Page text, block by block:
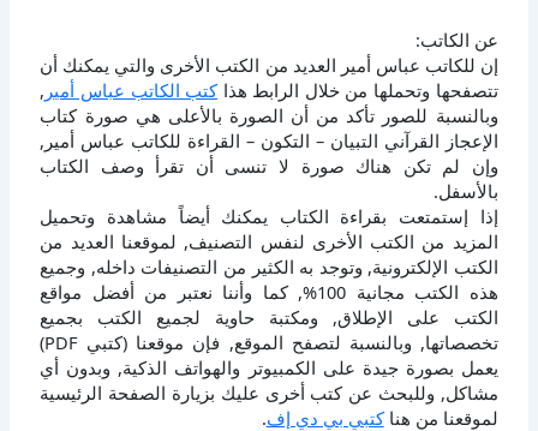
عن الكاتب:
إن للكاتب عباس أمير العديد من الكتب الأخرى والتي يمكنك أن
تتصفحها وتحملها من خلال الرابط هذاكتب الكاتب عباس أمير ,
وبالنسبة للصور تأكد من أن الصورة بالأعلى هي صورة كتاب
الإعجاز القرآني التبيان – التكون – القراءة للكاتب عباس أمير,
وإن لم تكن هناك صورة لا تنسى أن تقرأ وصف الكتاب
بالأسفل.
إذا إستمتعت بقراءة الكتاب يمكنك أيضاً مشاهدة وتحميل
المزيد من الكتب الأخرى لنفس التصنيف, لموقعنا العديد من
الكتب الإلكترونية, وتوجد به الكثير من التصنيفات داخله, وجميع
هذه الكتب مجانية 100%, كما وأننا نعتبر من أفضل مواقع
الكتب على الإطلاق, ومكتبة حاوية لجميع الكتب بجميع
تخصصاتها, وبالنسبة لتصفح الموقع, فإن موقعنا (كتبي PDF)
يعمل بصورة جيدة على الكمبيوتر والهواتف الذكية, وبدون أي
مشاكل, وللبحث عن كتب أخرى عليك بزيارة الصفحة الرئيسية
لموقعنا من هناكتبي بي دي إف.